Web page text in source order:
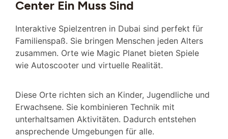
Center Ein Muss Sind
Interaktive Spielzentren in Dubai sind perfekt für
Familienspaß. Sie bringen Menschen jeden Alters
zusammen. Orte wie Magic Planet bieten Spiele
wie Autoscooter und virtuelle Realität.
Diese Orte richten sich an Kinder, Jugendliche und
Erwachsene. Sie kombinieren Technik mit
unterhaltsamen Aktivitäten. Dadurch entstehen
ansprechende Umgebungen für alle.